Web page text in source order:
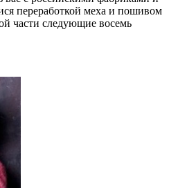
переработкой меха и пошивом
части следующие восемь